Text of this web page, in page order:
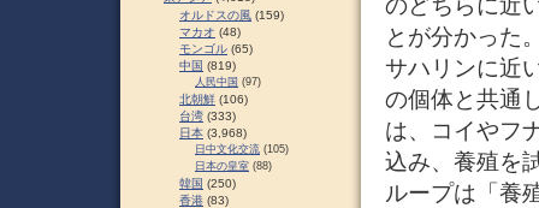
とが分かった
サハリンに近
の個体と共通
は、コイやフ
込み、養殖を
ループは「養
オルドスの風 (159)
マカオ (48)
モンゴル (65)
中国 (819)
人民中国 (97)
北朝鮮 (106)
台湾 (333)
日本 (3,968)
日中文化交流 (105)
日本の皇室 (88)
韓国 (250)
香港 (83)